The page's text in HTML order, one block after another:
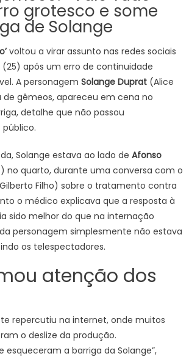
grotesco e some
de Solange
voltou a virar assunto nas redes sociais
após um erro de continuidade
A personagem Solange Duprat(Alice
de gêmeos, apareceu em cena no
detalhe que não passou
Solange estava ao lado de Afonso
no quarto, durante uma conversa com o
Filho) sobre o tratamento contra
o médico explicava que a resposta à
sido melhor do que na internação
personagem simplesmente não estava
os telespectadores.
atenção dos
repercutiu na internet, onde muitos
o deslize da produção.
esqueceram a barriga da Solange”,